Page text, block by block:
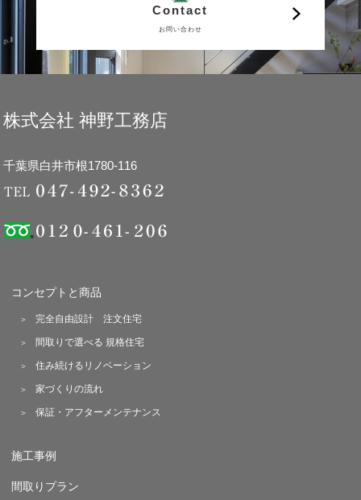
Contact
お問い合わせ
株式会社 神野工務店
千葉県白井市根1780-116
コンセプトと商品
完全自由設計 注文住宅
間取りで選べる 規格住宅
住み続けるリノベーション
家づくりの流れ
保証・アフターメンテナンス
施工事例
間取りプラン